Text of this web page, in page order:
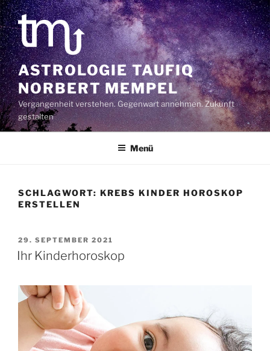
Zum
Inhalt
springen
ASTROLOGIE TAUFIQ
NORBERT MEMPEL
Vergangenheit verstehen. Gegenwart annehmen. Zukunft
gestalten
Menü
SCHLAGWORT: KREBS KINDER HOROSKOP
ERSTELLEN
VERÖFFENTLICHT
AM
29. SEPTEMBER 2021
Ihr Kinderhoroskop